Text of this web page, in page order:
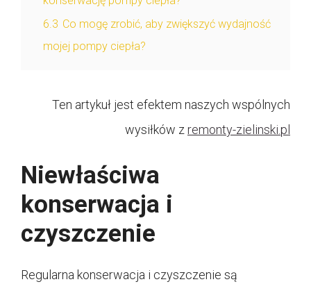
6.3 Co mogę zrobić, aby zwiększyć wydajność
mojej pompy ciepła?
Ten artykuł jest efektem naszych wspólnych
wysiłków z remonty-zielinski.pl
Niewłaściwa
konserwacja i
czyszczenie
Regularna konserwacja i czyszczenie są